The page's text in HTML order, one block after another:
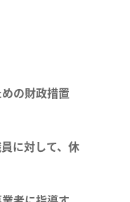
の財政措置
に対して、休